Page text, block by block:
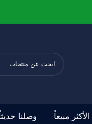
الأكثر مبيعاً وصلنا